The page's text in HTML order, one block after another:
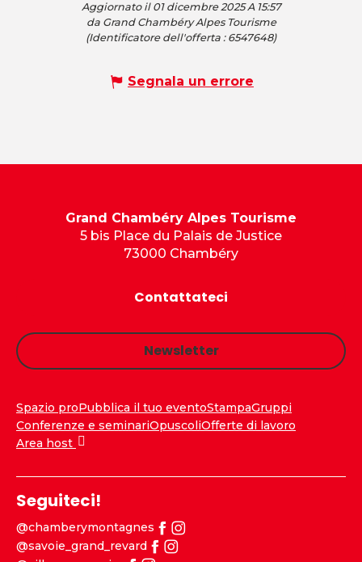
Aggiornato il 01 dicembre 2025 A 15:57
da Grand Chambéry Alpes Tourisme
(Identificatore dell'offerta : 6547648)
Segnala un errore
Grand Chambéry Alpes Tourisme
5 bis Place du Palais de Justice
73000 Chambéry
Contattateci
Newsletter
Spazio proPubblica il tuo eventoStampaGruppi
Conferenze e seminariOpuscoliOfferte di lavoro
Area host
Seguiteci!
@chamberymontagnes
@savoie_grand_revard